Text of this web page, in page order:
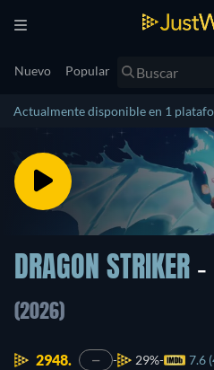
Nuevo Popular
Actualmente disponible en 1
DRAGON STRIKER -
(2026)
2948. — 29% 7.6